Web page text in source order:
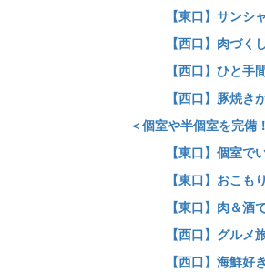
【東口】サン
【西口】肉づ
【西口】ひと
【西口】豚焼
＜個室や半個室を完備
【東口】個室
【東口】おこ
【東口】肉＆
【西口】グル
【西口】海鮮